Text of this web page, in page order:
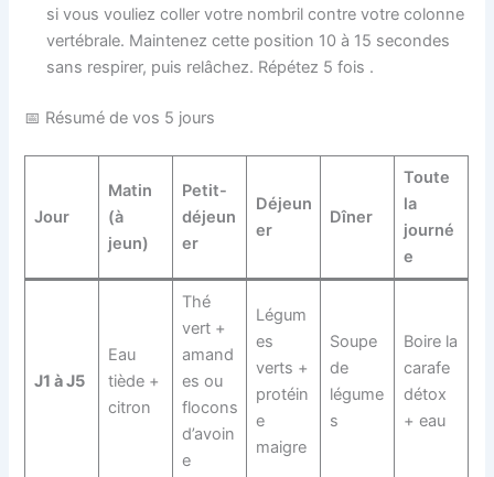
si vous vouliez coller votre nombril contre votre colonne
vertébrale. Maintenez cette position 10 à 15 secondes
sans respirer, puis relâchez. Répétez 5 fois .
📅 Résumé de vos 5 jours
Jour
Matin
(à
jeun)
Petit-
déjeun
er
Déjeun
er
Dîner
Toute
la
journé
e
J1 à J5
Eau
tiède +
citron
Thé
vert +
amand
es ou
flocons
d’avoin
e
Légum
es
verts +
protéin
e
maigre
Soupe
de
légume
s
Boire la
carafe
détox
+ eau